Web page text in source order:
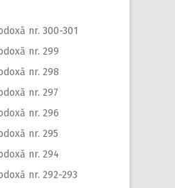
nr. 300-301
nr. 299
nr. 298
nr. 297
nr. 296
nr. 295
nr. 294
nr. 292-293